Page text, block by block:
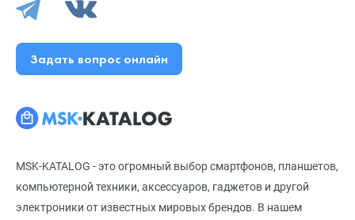
MSK-KATALOG - это огромный выбор смартфонов, планшетов,
компьютерной техники, аксессуаров, гаджетов и другой
электроники от известных мировых брендов. В нашем
Задать вопрос онлайн